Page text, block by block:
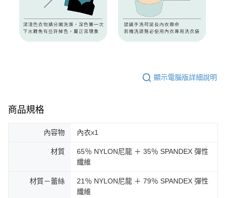
顯示電腦版詳細說明
商品規格
內容物 內衣x1
材質
65％ NYLON尼龍 ＋ 35％ SPANDEX 彈性
纖維
材質－蕾絲
21％ NYLON尼龍 ＋ 79％ SPANDEX 彈性
纖維